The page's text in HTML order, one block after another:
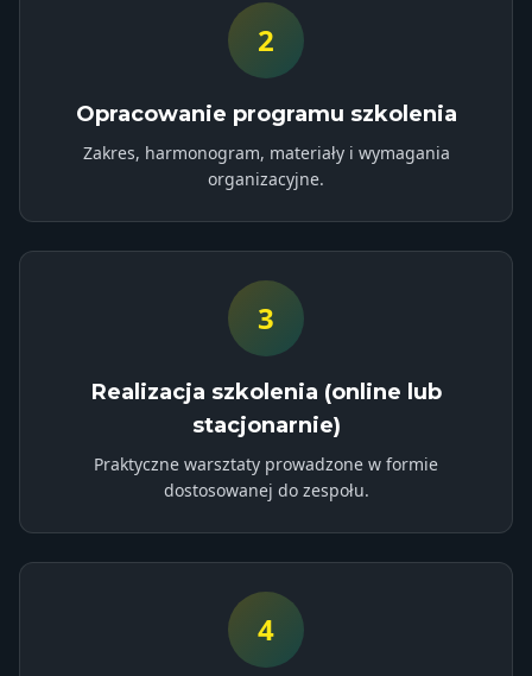
2
Opracowanie programu szkolenia
Zakres, harmonogram, materiały i wymagania
organizacyjne.
3
Realizacja szkolenia (online lub
stacjonarnie)
Praktyczne warsztaty prowadzone w formie
dostosowanej do zespołu.
4